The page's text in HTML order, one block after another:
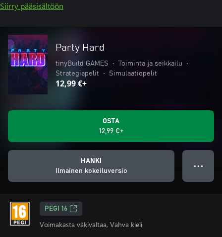
Siirry pääsisältöön
Party Hard
tinyBuild GAMES • Toiminta ja seikkailu
•
Strategiapelit
• Simulaatiopelit
12,99 €+
OSTA
12,99 €+
HANKI
Ilmainen kokeiluversio
● ● ●
PEGI 16
Voimakasta väkivaltaa, Vahva kieli